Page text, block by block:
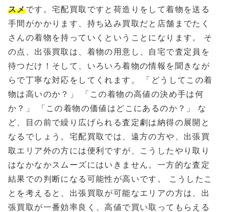
スメです。宅配買取ですと荷造りをして着物を送る
手間がかかります、持ち込み買取だと店舗までたく
さんの着物を持っていくということになります。 そ
の点、出張買取は、着物の用意し、自宅で査定員を
待つだけ！そして、いろいろ着物の情報を聞きなが
らで丁寧な対応をしてくれます。 「どうしてこの着
物は高いのか？」 「この着物の高値の決め手は何
か？」 「この着物の価値はどこにあるのか？」 な
ど、目の前で繰り広げられる査定劇は納得の展開と
なるでしょう。宅配買取では、遠方の方や、出張買
取エリア外の方には便利ですが、こうしたやり取り
はなかなかスムーズにはいきません。一方的な査定
結果での判断になる可能性が高いです。 こうしたこ
とを考えると、出張買取が可能なエリアの方は、出
張買取が一番効率良く、高値で買い取ってもらえる